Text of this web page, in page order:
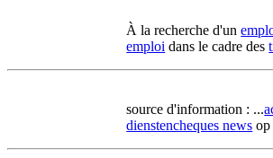
À la recherche d'un
emploi dans le cadre des
source d'information : ...
dienstencheques news op